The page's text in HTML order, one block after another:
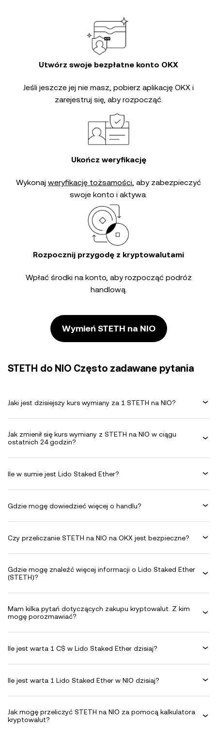
Utwórz swoje bezpłatne konto OKX
Jeśli jeszcze jej nie masz, pobierz aplikację OKX i
zarejestruj się, aby rozpocząć.
Ukończ weryfikację
Wykonaj weryfikację tożsamości, aby zabezpieczyć
swoje konto i aktywa.
Rozpocznij przygodę z kryptowalutami
Wpłać środki na konto, aby rozpocząć podróż
handlową.
Wymień STETH na NIO
STETH do NIO Często zadawane pytania
Jaki jest dzisiejszy kurs wymiany za 1 STETH na NIO?
Jak zmienił się kurs wymiany z STETH na NIO w ciągu
ostatnich 24 godzin?
Ile w sumie jest Lido Staked Ether?
Gdzie mogę dowiedzieć więcej o handlu?
Czy przeliczanie STETH na NIO na OKX jest bezpieczne?
Gdzie mogę znaleźć więcej informacji o Lido Staked Ether
(STETH)?
Mam kilka pytań dotyczących zakupu kryptowalut. Z kim
mogę porozmawiać?
Ile jest warta 1 C$ w Lido Staked Ether dzisiaj?
Ile jest warta 1 Lido Staked Ether w NIO dzisiaj?
Jak mogę przeliczyć STETH na NIO za pomocą kalkulatora
kryptowalut?